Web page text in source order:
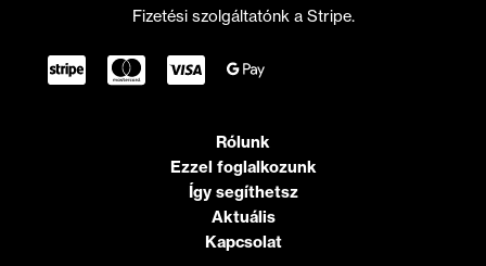
Fizetési szolgáltatónk a Stripe.
Rólunk
Ezzel foglalkozunk
Így segíthetsz
Aktuális
Kapcsolat